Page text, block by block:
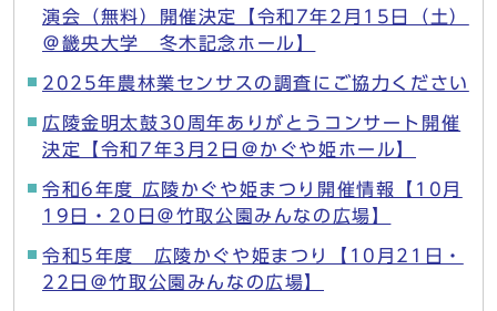
演会（無料）開催決定【令和7年2月15日（土）
＠畿央大学 冬木記念ホール】
2025年農林業センサスの調査にご協力ください
広陵金明太鼓30周年ありがとうコンサート開催
決定【令和7年3月2日＠かぐや姫ホール】
令和6年度 広陵かぐや姫まつり開催情報【10月
19日・20日＠竹取公園みんなの広場】
令和5年度 広陵かぐや姫まつり【10月21日・
22日＠竹取公園みんなの広場】